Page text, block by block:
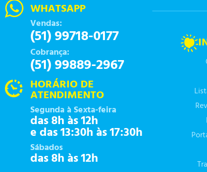
WHATSAPP
Vendas:
(51) 99718-0177
Cobrança:
(51) 99889-2967
HORÁRIO DE
ATENDIMENTO
Segunda à Sexta-feira
das 8h às 12h
e das 13:30h às 17:30h
Sábados
das 8h às 12h